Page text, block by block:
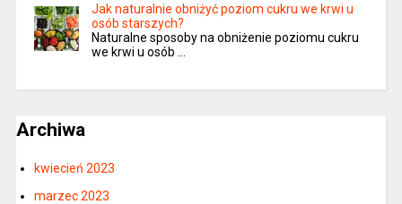
Jak naturalnie obniżyć poziom cukru we krwi u
osób starszych?
Naturalne sposoby na obniżenie poziomu cukru
we krwi u osób …
Archiwa
kwiecień 2023
marzec 2023